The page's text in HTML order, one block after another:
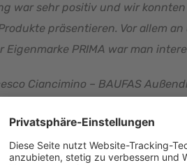
war sehr positiv und wir
präsentieren. Vor allem
PRIMA war man
Ciancimino – BAUFAS